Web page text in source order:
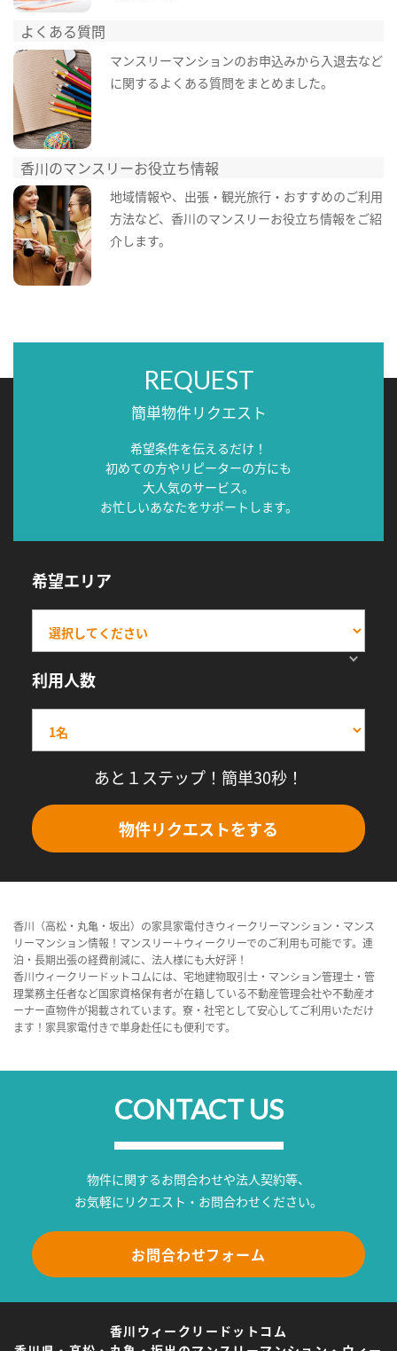
よくある質問
マンスリーマンションのお申込みから入退去など
に関するよくある質問をまとめました。
香川のマンスリーお役立ち情報
地域情報や、出張・観光旅行・おすすめのご利用
方法など、香川のマンスリーお役立ち情報をご紹
介します。
REQUEST
簡単物件リクエスト
希望条件を伝えるだけ！
初めての方やリピーターの方にも
大人気のサービス。
お忙しいあなたをサポートします。
希望エリア
利用人数
あと１ステップ！簡単30秒！
物件リクエストをする
香川（高松・丸亀・坂出）の家具家電付きウィークリーマンション・マンス
リーマンション情報！マンスリー＋ウィークリーでのご利用も可能です。連
泊・長期出張の経費削減に、法人様にも大好評！
香川ウィークリードットコムには、宅地建物取引士・マンション管理士・管
理業務主任者など国家資格保有者が在籍している不動産管理会社や不動産オ
ーナー直物件が掲載されています。寮・社宅として安心してご利用いただけ
ます！家具家電付きで単身赴任にも便利です。
CONTACT US
物件に関するお問合わせや法人契約等、
お気軽にリクエスト・お問合わせください。
お問合わせフォーム
香川ウィークリードットコム